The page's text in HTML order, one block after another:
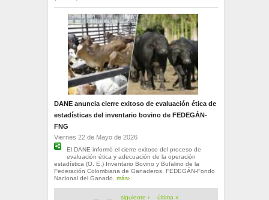
DANE anuncia cierre exitoso de evaluación ética de
estadísticas del inventario bovino de FEDEGÁN-
FNG
Viernes 22 de Mayo de 2026
El DANE informó el cierre exitoso del proceso de
evaluación ética y adecuación de la operación
estadística (O. E.) Inventario Bovino y Bufalino de la
Federación Colombiana de Ganaderos, FEDEGÁN-Fondo
Nacional del Ganado. más›
Páginas… … siguiente › última »